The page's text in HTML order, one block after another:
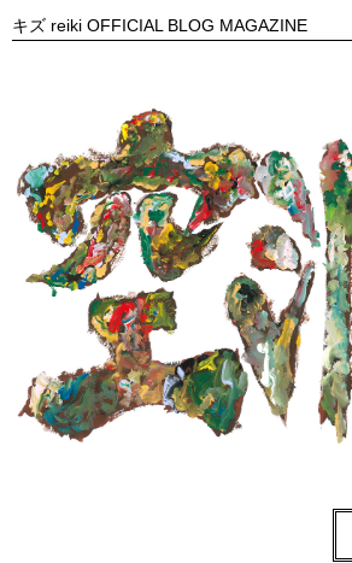
キズ reiki OFFICIAL BLOG MAGAZINE